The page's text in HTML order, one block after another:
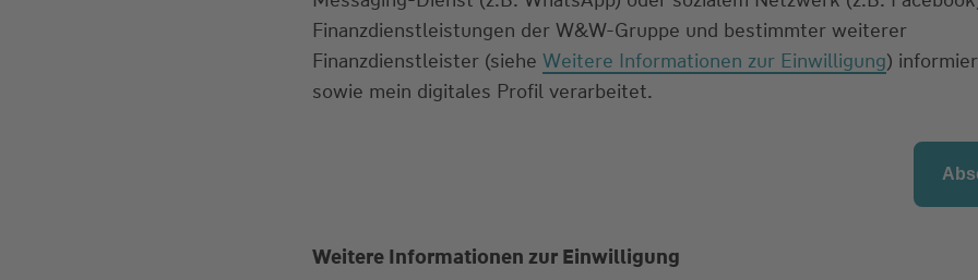
Finanzdienstleistungen der W&W-Gruppe und bestimmter weiterer
Finanzdienstleister (siehe Weitere Informationen zur Einwilligung)
sowie mein digitales Profil verarbeitet.
Weitere Informationen zur Einwilligung